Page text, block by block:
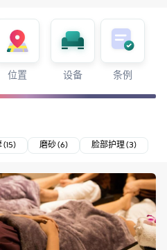
位置 设备 条例
磨砂 (6) 脸部护理 (3)